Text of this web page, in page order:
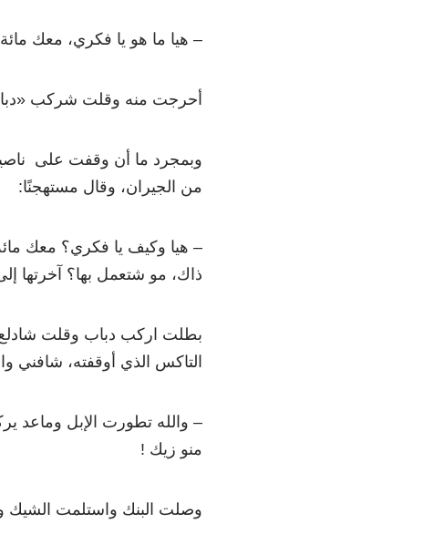
– هيا ما هو يا فكري، معك
أحرجت منه وقلت شركب
وبمجرد ما أن وقفت على
من الجيران، وقال مستهجنًا:
– هيا وكيف يا فكري؟ معك
ذاك، مو شتعمل بها؟ آخرتها
بطلت اركب دباب وقلت
التاكس الذي أوقفته،
– والله تطورت الإبل وماعد
منو زيك !
وصلت البنك واستلمت الشيك